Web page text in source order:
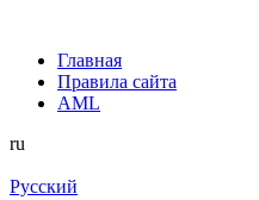
Главная
Правила сайта
AML
ru
Русский